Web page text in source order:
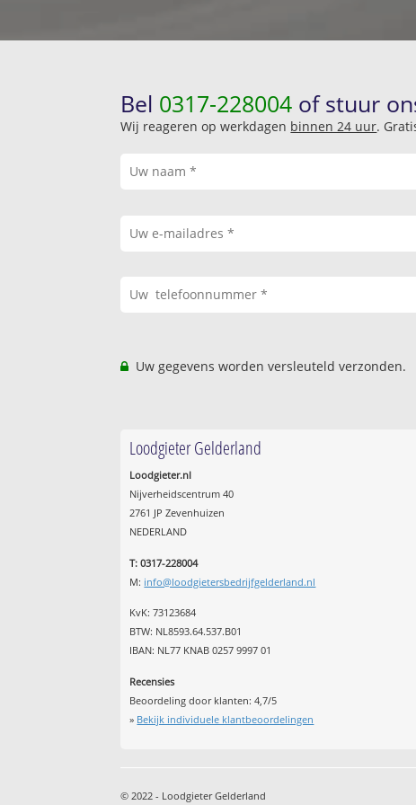
Bel 0317-228004 of stuur
Wij reageren op werkdagen binnen 24 uur.
Uw gegevens worden versleuteld verzonden.
Loodgieter Gelderland
Loodgieter.nl
Nijverheidscentrum 40
2761 JP Zevenhuizen
NEDERLAND
T: 0317-228004
M: info@loodgietersbedrijfgelderland.nl
KvK: 73123684
BTW: NL8593.64.537.B01
IBAN: NL77 KNAB 0257 9997 01
Recensies
Beoordeling door klanten:4,7/5
» Bekijk individuele klantbeoordelingen
© 2022 - Loodgieter Gelderland